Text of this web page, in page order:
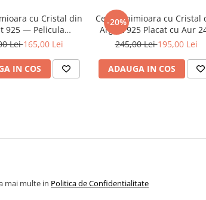
cu Cristal din
— Pelicula
Lei165,00 Lei
IN COS
-20%
Cercei Inimioara cu Cristal
Argint 925 Placat cu Aur
— Pelicula Anticoroziune
245,00 Lei195,00 Lei
ADAUGA IN COS
mai multe in Politica de Confidentialitate